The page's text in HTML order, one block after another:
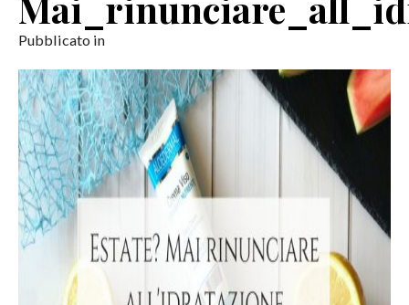
CONTATTI
Pubblicato in